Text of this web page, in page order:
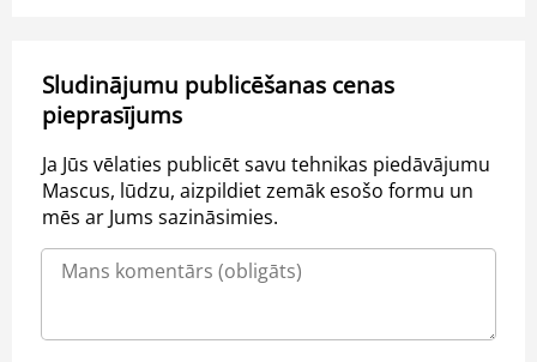
Sludinājumu publicēšanas cenas
pieprasījums
Ja Jūs vēlaties publicēt savu tehnikas piedāvājumu
Mascus, lūdzu, aizpildiet zemāk esošo formu un
mēs ar Jums sazināsimies.